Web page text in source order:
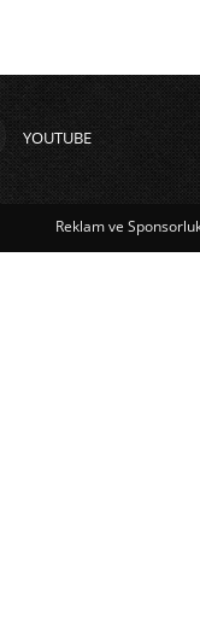
YOUTUBE
Reklam ve